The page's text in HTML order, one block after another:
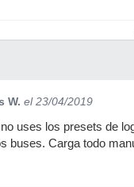
W. el 23/04/2019
uses los presets de
buses. Carga todo